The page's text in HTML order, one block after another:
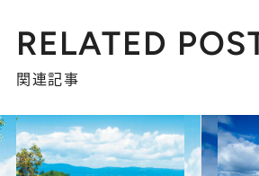
RELATED
関連記事